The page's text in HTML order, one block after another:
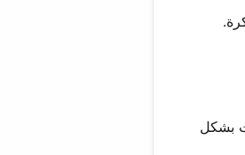
بشكل